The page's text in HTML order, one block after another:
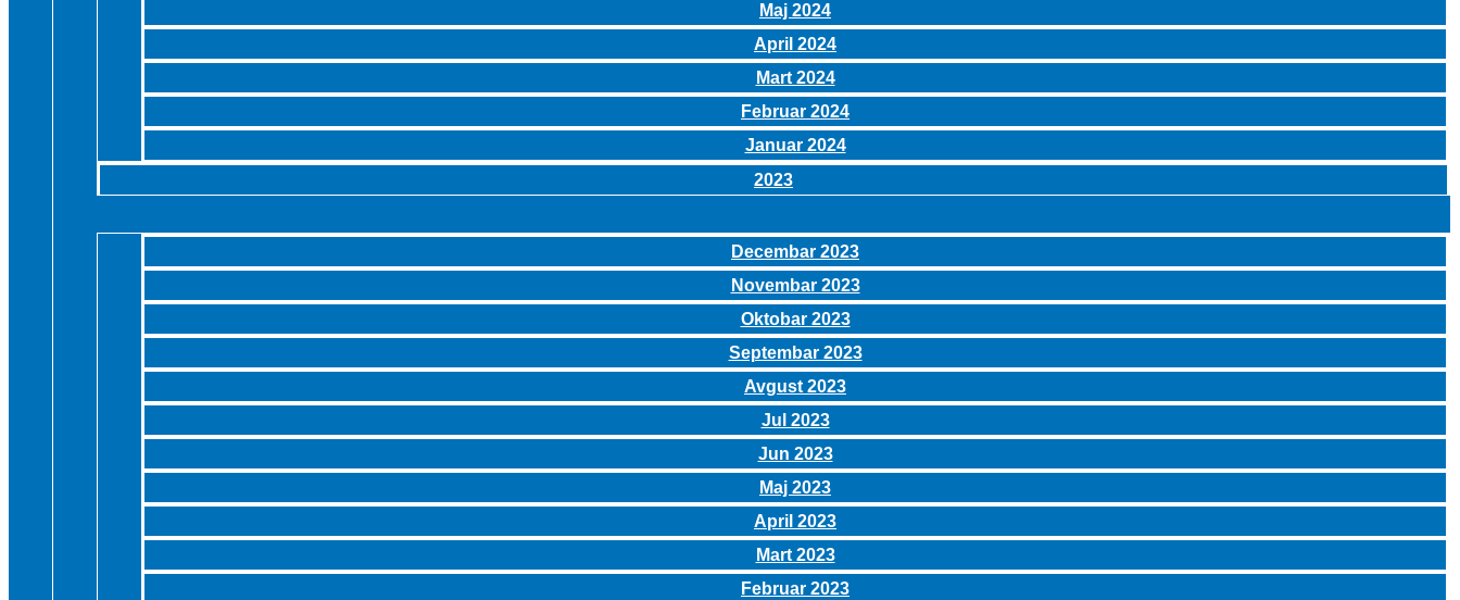
Maj 2024
April 2024
Mart 2024
Februar 2024
Januar 2024
2023
Decembar 2023
Novembar 2023
Oktobar 2023
Septembar 2023
Avgust 2023
Jul 2023
Jun 2023
Maj 2023
April 2023
Mart 2023
Februar 2023